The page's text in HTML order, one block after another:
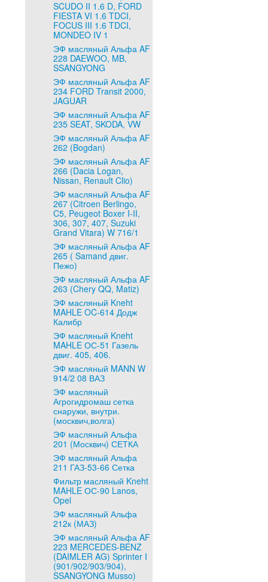
SCUDO II 1.6 D, FORD
FIESTA VI 1.6 TDCI,
FOCUS III 1.6 TDCI,
MONDEO IV 1
ЭФ масляный Альфа AF
228 DAEWOO, MB,
SSANGYONG
ЭФ масляный Альфа AF
234 FORD Transit 2000,
JAGUAR
ЭФ масляный Альфа AF
235 SEAT, SKODA, VW
ЭФ масляный Альфа AF
262 (Bogdan)
ЭФ масляный Альфа AF
266 (Dacia Logan,
Nissan, Renault Clio)
ЭФ масляный Альфа AF
267 (Citroen Berlingo,
C5, Peugeot Boxer I-II,
306, 307, 407, Suzuki
Grand Vitara) W 716/1
ЭФ масляный Альфа AF
265 ( Samand двиг.
Пежо)
ЭФ масляный Альфа AF
263 (Chery QQ, Matiz)
ЭФ масляный Kneht
MAHLE OC-614 Додж
Калибр
ЭФ масляный Kneht
MAHLE ОС-51 Газель
двиг. 405, 406.
ЭФ масляный MANN W
914/2 08 ВАЗ
ЭФ масляный
Агрогидромаш сетка
снаружи, внутри.
(москвич,волга)
ЭФ масляный Альфа
201 (Москвич) СЕТКА
ЭФ масляный Альфа
211 ГАЗ-53-66 Сетка
Фильтр масляный Kneht
MAHLE ОС-90 Lanos,
Opel
ЭФ масляный Альфа
212к (МАЗ)
ЭФ масляный Альфа AF
223 MERCEDES-BENZ
(DAIMLER AG) Sprinter I
(901/902/903/904),
SSANGYONG Musso)